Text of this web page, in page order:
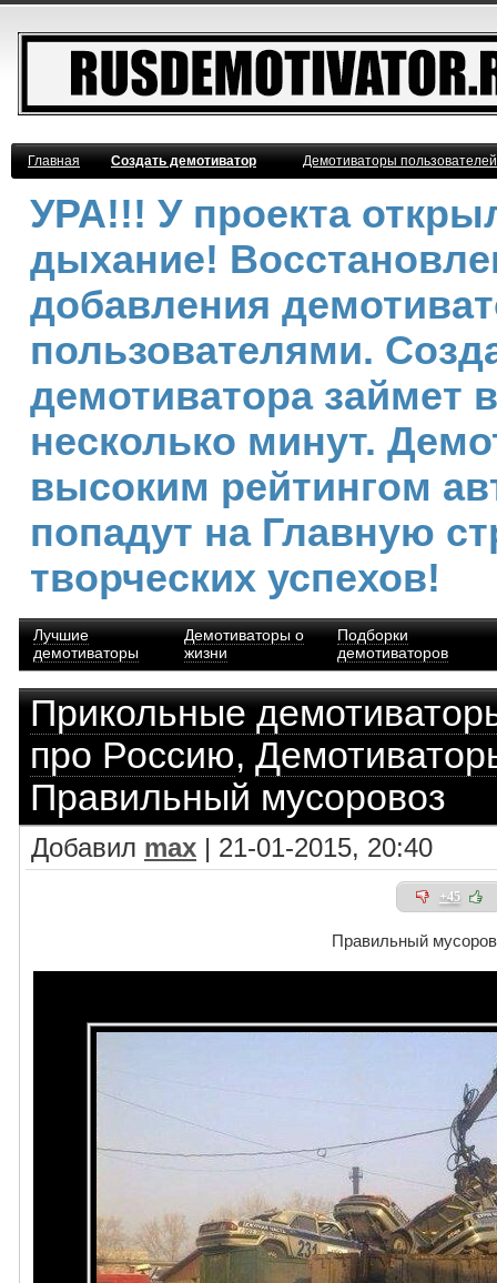
Главная Создать демотиватор Демотиваторы
УРА!!! У проекта
дыхание!
добавления
пользователями.
демотиватора займет
несколько минут.
высоким рейтингом
попадут на Главную
творческих успехов!
Лучшие
демотиваторы
Демотиваторы о
жизни
Подборки
демотиваторов
Прикольные
про Россию,
Правильный мусоровоз
Добавил max | 21-01-2015, 20:40
+45
Правильный